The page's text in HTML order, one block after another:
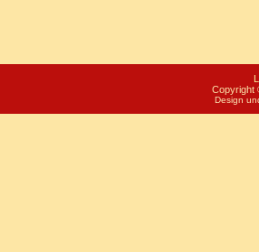
Copyright
Design